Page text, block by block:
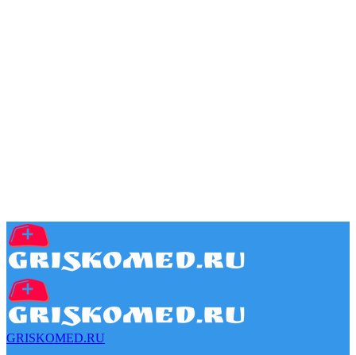
GRISKOMED.RU